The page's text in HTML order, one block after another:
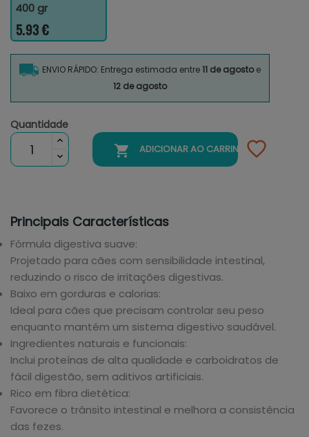
400 gr
5.93 €
ENVIO RÁPIDO: Entrega estimada entre11 de agostoe
12 de agosto
Quantidade
 ADICIONAR AO CARRINHO
Principais Características
Fórmula digestiva suave:
Projetado para cães com sensibilidade intestinal,
reduzindo o risco de irritações digestivas.
Baixo em gorduras e calorias:
Ideal para cães que precisam controlar seu peso
enquanto mantém um sistema digestivo saudável.
Ingredientes naturais e funcionais:
Inclui proteínas de alta qualidade e carboidratos de
fácil digestão, sem aditivos artificiais.
Rico em fibra dietética:
Favorece o trânsito intestinal e melhora a consistência
das fezes.